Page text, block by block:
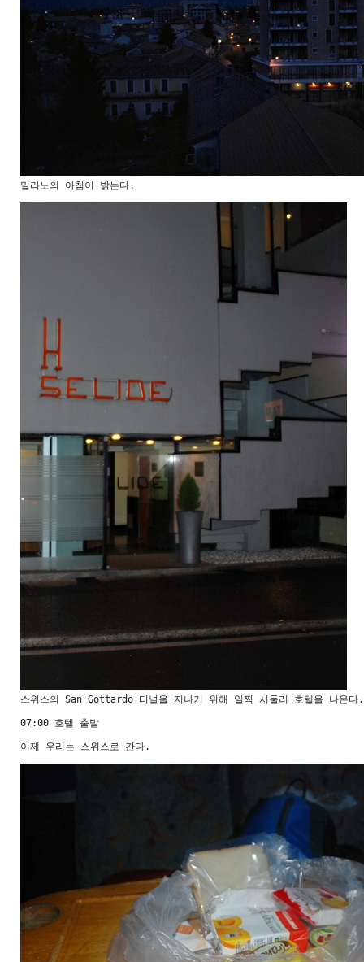
밀라노의 아침이 밝는다.
스위스의 San Gottardo 터널을 지나기 위해 일찍 서둘러 호텔을 나온다.
07:00 호텔 출발
이제 우리는 스위스로 간다.